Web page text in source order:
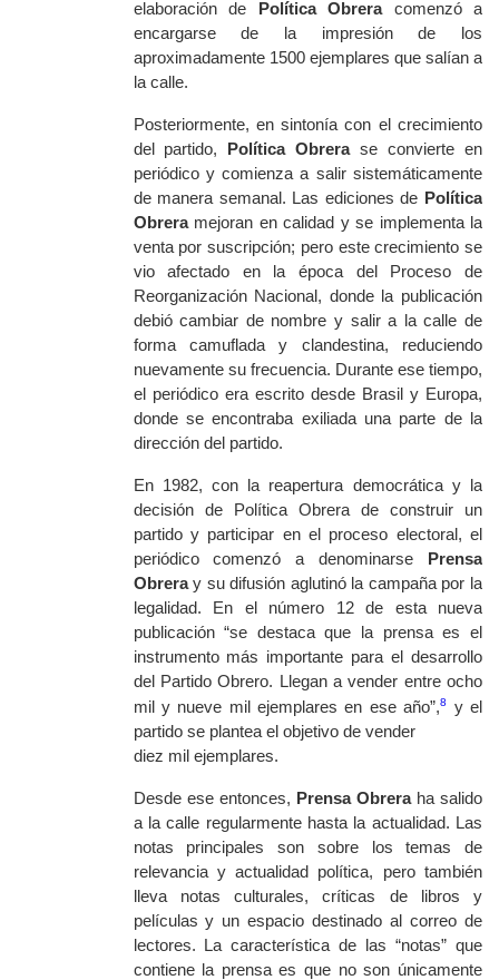
elaboración de Política Obreracomenzó a
encargarse de la impresión de los
aproximadamente 1500 ejemplares que salían a
la calle.
Posteriormente, en sintonía con el crecimiento
del partido, Política Obrerase convierte en
periódico y comienza a salir sistemáticamente
de manera semanal. Las ediciones de Política
Obreramejoran en calidad y se implementa la
venta por suscripción; pero este crecimiento se
vio afectado en la época del Proceso de
Reorganización Nacional, donde la publicación
debió cambiar de nombre y salir a la calle de
forma camuflada y clandestina, reduciendo
nuevamente su frecuencia. Durante ese tiempo,
el periódico era escrito desde Brasil y Europa,
donde se encontraba exiliada una parte de la
dirección del partido.
En 1982, con la reapertura democrática y la
decisión de Política Obrera de construir un
partido y participar en el proceso electoral, el
periódico comenzó a denominarse Prensa
Obreray su difusión aglutinó la campaña por la
legalidad. En el número 12 de esta nueva
publicación “se destaca que la prensa es el
instrumento más importante para el desarrollo
del Partido Obrero. Llegan a vender entre ocho
mil y nueve mil ejemplares en ese año”,8
y el
partido se plantea el objetivo de vender
diez mil ejemplares.
Desde ese entonces, Prensa Obrera ha salido
a la calle regularmente hasta la actualidad. Las
notas principales son sobre los temas de
relevancia y actualidad política, pero también
lleva notas culturales, críticas de libros y
películas y un espacio destinado al correo de
lectores. La característica de las “notas” que
contiene la prensa es que no son únicamente